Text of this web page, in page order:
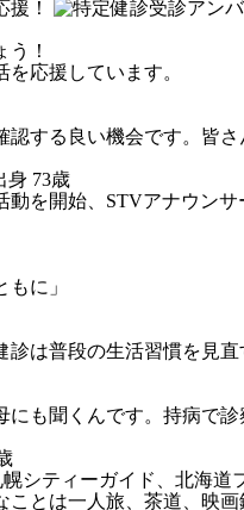
！
応援しています。
する良い機会です。皆
身 73歳
を開始、STVアナウン
に」
は普段の生活習慣を見
にも聞くんです。持病で
シティーガイド、北海道
とは一人旅、茶道、映画